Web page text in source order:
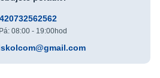
08:00 - 19:00hod